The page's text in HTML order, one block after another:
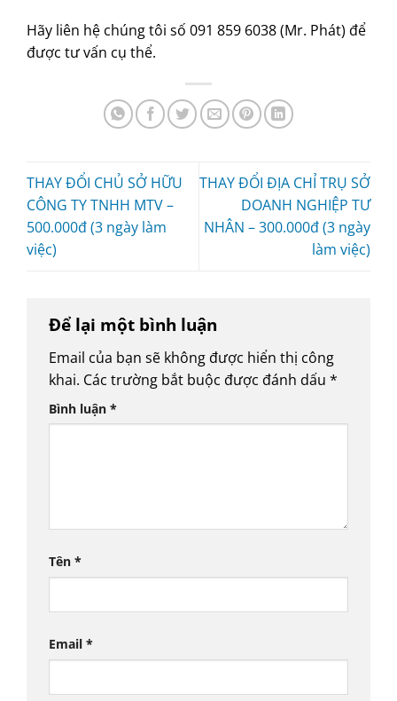
Hãy liên hệ chúng tôi số 091 859 6038 (Mr. Phát) để
được tư vấn cụ thể.
THAY ĐỔI CHỦ SỞ HỮU
CÔNG TY TNHH MTV –
500.000đ (3 ngày làm
việc)
THAY ĐỔI ĐỊA CHỈ TRỤ SỞ
DOANH NGHIỆP TƯ
NHÂN – 300.000đ (3 ngày
làm việc)
Để lại một bình luận
Email của bạn sẽ không được hiển thị công
khai. Các trường bắt buộc được đánh dấu *
Bình luận *
Tên *
Email *